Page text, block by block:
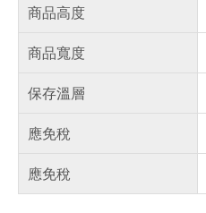
商品高度
商品寬度
保存溫層
應免稅
應免稅